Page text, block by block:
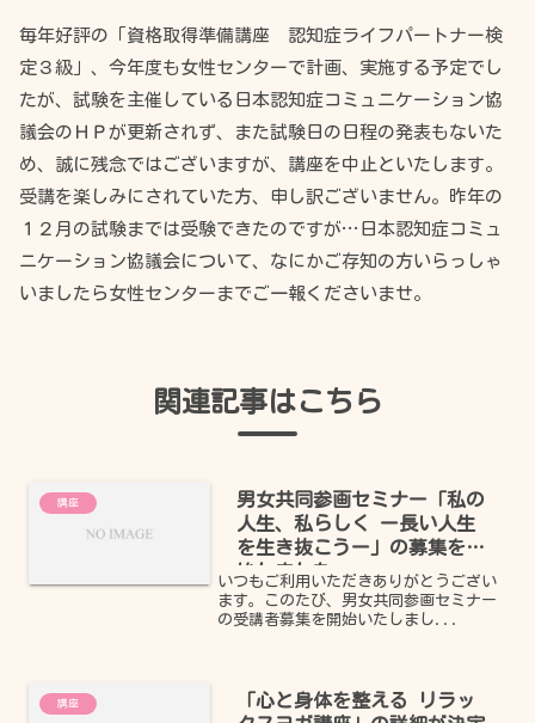
毎年好評の「資格取得準備講座 認知症ライフパートナー検
定３級」、今年度も女性センターで計画、実施する予定でし
たが、試験を主催している日本認知症コミュニケーション協
議会のＨＰが更新されず、また試験日の日程の発表もないた
め、誠に残念ではございますが、講座を中止といたします。
受講を楽しみにされていた方、申し訳ございません。昨年の
１２月の試験までは受験できたのですが…日本認知症コミュ
ニケーション協議会について、なにかご存知の方いらっしゃ
いましたら女性センターまでご一報くださいませ。
関連記事はこちら
講座
男女共同参画セミナー「私の
人生、私らしく ー長い人生
を生き抜こうー」の募集を開
始しました
いつもご利用いただきありがとうござい
ます。このたび、男女共同参画セミナー
の受講者募集を開始いたしまし...
講座
「心と身体を整える リラッ